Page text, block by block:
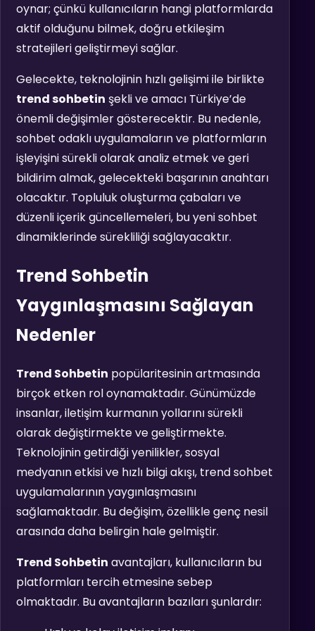
oynar; çünkü kullanıcıların hangi platformlarda
aktif olduğunu bilmek, doğru etkileşim
stratejileri geliştirmeyi sağlar.
Gelecekte, teknolojinin hızlı gelişimi ile birlikte
trend sohbetin şekli ve amacı Türkiye’de
önemli değişimler gösterecektir. Bu nedenle,
sohbet odaklı uygulamaların ve platformların
işleyişini sürekli olarak analiz etmek ve geri
bildirim almak, gelecekteki başarının anahtarı
olacaktır. Topluluk oluşturma çabaları ve
düzenli içerik güncellemeleri, bu yeni sohbet
dinamiklerinde sürekliliği sağlayacaktır.
Trend Sohbetin
Yaygınlaşmasını Sağlayan
Nedenler
Trend Sohbetin popülaritesinin artmasında
birçok etken rol oynamaktadır. Günümüzde
insanlar, iletişim kurmanın yollarını sürekli
olarak değiştirmekte ve geliştirmekte.
Teknolojinin getirdiği yenilikler, sosyal
medyanın etkisi ve hızlı bilgi akışı, trend sohbet
uygulamalarının yaygınlaşmasını
sağlamaktadır. Bu değişim, özellikle genç nesil
arasında daha belirgin hale gelmiştir.
Trend Sohbetin avantajları, kullanıcıların bu
platformları tercih etmesine sebep
olmaktadır. Bu avantajların bazıları şunlardır: